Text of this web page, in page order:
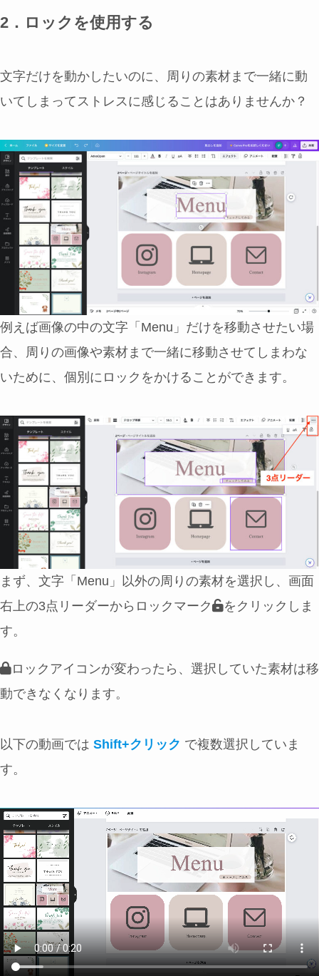
2．ロックを使用する
文字だけを動かしたいのに、周りの素材まで一緒に動
いてしまってストレスに感じることはありませんか？
例えば画像の中の文字「Menu」だけを移動させたい場
合、周りの画像や素材まで一緒に移動させてしまわな
いために、個別にロックをかけることができます。
まず、文字「Menu」以外の周りの素材を選択し、画面
右上の3点リーダーからロックマーク
をクリックしま
す。
ロックアイコンが変わったら、選択していた素材は移
動できなくなります。
以下の動画では Shift+クリック で複数選択していま
す。